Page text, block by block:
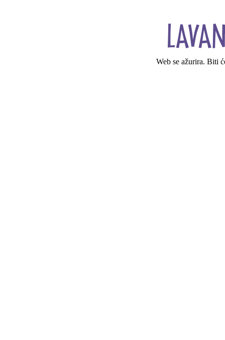
Web se ažurira. Biti